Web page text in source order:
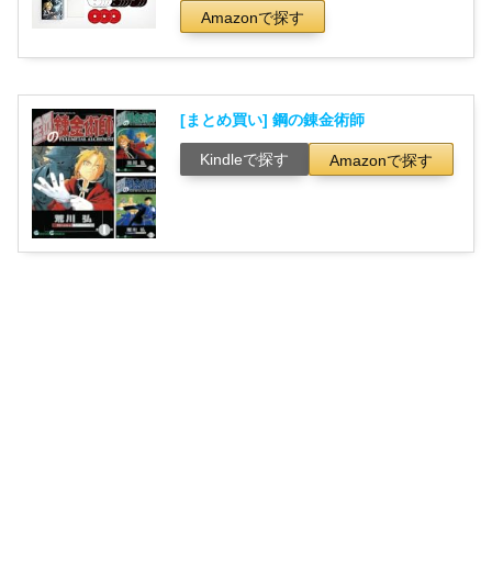
Amazonで探す
[まとめ買い] 鋼の錬金術師
Kindleで探す Amazonで探す